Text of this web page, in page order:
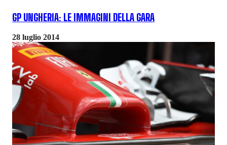
GP UNGHERIA: LE IMMAGINI DELLA GARA
28 luglio 2014